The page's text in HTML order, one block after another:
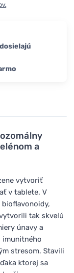
a
vytvoriť
v tablete. V
tak skvelú
únavy a
imunitného
stresom. Stavili
ktorej sa